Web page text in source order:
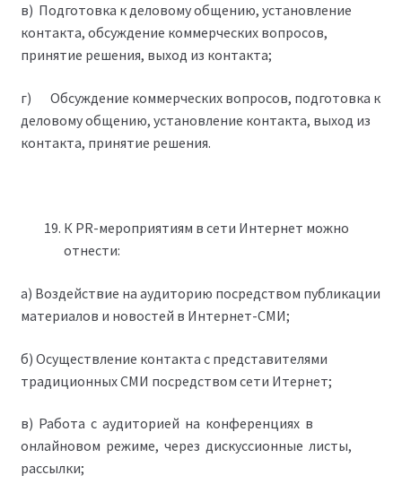
в) Подготовка к деловому общению, установление
контакта, обсуждение коммерческих вопросов,
принятие решения, выход из контакта;
г) Обсуждение коммерческих вопросов, подготовка к
деловому общению, установление контакта, выход из
контакта, принятие решения.
К PR-мероприятиям в сети Интернет можно
отнести:
а) Воздействие на аудиторию посредством публикации
материалов и новостей в Интернет-СМИ;
б) Осуществление контакта с представителями
традиционных СМИ посредством сети Итернет;
в) Работа с аудиторией на конференциях в
онлайновом режиме, через дискуссионные листы,
рассылки;